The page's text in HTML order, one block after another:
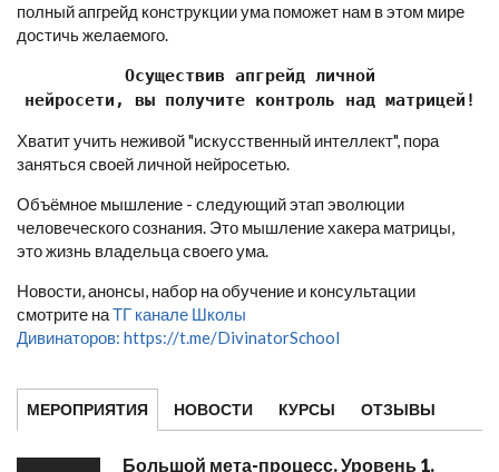
полный апгрейд конструкции ума поможет нам в этом мире
достичь желаемого.
Осуществив апгрейд личной
нейросети, вы получите контроль над матрицей!
Хватит учить неживой "искусственный интеллект", пора
заняться своей личной нейросетью.
Объёмное мышление - следующий этап эволюции
человеческого сознания. Это мышление хакера матрицы,
это жизнь владельца своего ума.
Новости, анонсы, набор на обучение и консультации
смотрите наТГ канале Школы
Дивинаторов: https://t.me/DivinatorSchool
МЕРОПРИЯТИЯ НОВОСТИ КУРСЫ ОТЗЫВЫ
Большой мета-процесс. Уровень 1.